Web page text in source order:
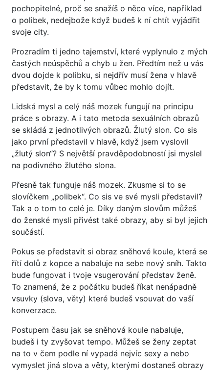
pochopitelné, proč se snažíš o něco více, například
o polibek, nedejbože když budeš k ní chtít vyjádřit
svoje city.
Prozradím ti jedno tajemství, které vyplynulo z mých
častých neúspěchů a chyb u žen. Předtím než u vás
dvou dojde k polibku, si nejdřív musí žena v hlavě
představit, že by k tomu vůbec mohlo dojít.
Lidská mysl a celý náš mozek fungují na principu
práce s obrazy. A i tato metoda sexuálních obrazů
se skládá z jednotlivých obrazů. Žlutý slon. Co sis
jako první představil v hlavě, když jsem vyslovil
„žlutý slon“? S největší pravděpodobností jsi myslel
na podivného žlutého slona.
Přesně tak funguje náš mozek. Zkusme si to se
slovíčkem „polibek“. Co sis ve své mysli představil?
Tak a o tom to celé je. Díky daným slovům můžeš
do ženské mysli přivést také obrazy, aby si byl jejich
součástí.
Pokus se představit si obraz sněhové koule, která se
řítí dolů z kopce a nabaluje na sebe nový sníh. Takto
bude fungovat i tvoje vsugerování představ ženě.
To znamená, že z počátku budeš říkat nenápadně
vsuvky (slova, věty) které budeš vsouvat do vaší
konverzace.
Postupem času jak se sněhová koule nabaluje,
budeš i ty zvyšovat tempo. Můžeš se ženy zeptat
na to v čem podle ní vypadá nejvíc sexy a nebo
vymyslet jiná slova a věty, kterými dostaneš obrazy